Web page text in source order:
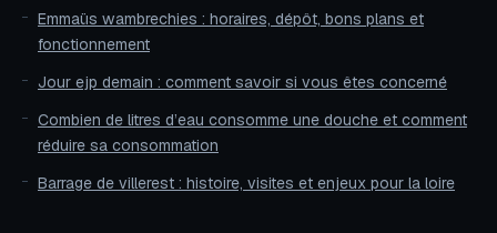
Emmaüs wambrechies : horaires, dépôt, bons plans et
fonctionnement
Jour ejp demain : comment savoir si vous êtes concerné
Combien de litres d’eau consomme une douche et comment
réduire sa consommation
Barrage de villerest : histoire, visites et enjeux pour la loire